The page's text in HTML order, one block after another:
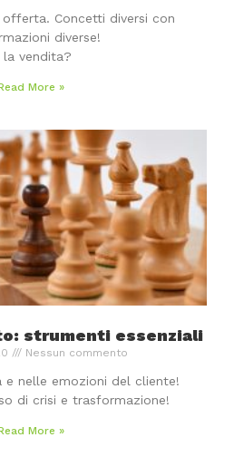
Concetti diversi con
diverse!
la vendita?
More »
strumenti essenziali
Nessun commento
e nelle emozioni del cliente!
di crisi e trasformazione!
More »